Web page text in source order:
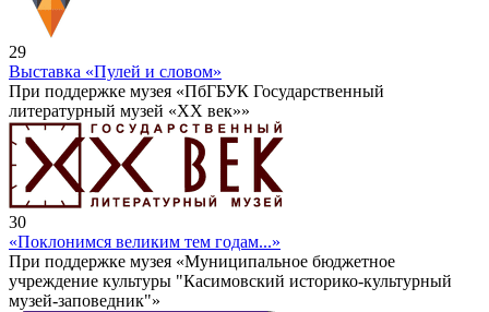
29
Выставка «Пулей и словом»
При поддержке музея «ПбГБУК Государственный
литературный музей «ХХ век»»
30
«Поклонимся великим тем годам...»
При поддержке музея «Муниципальное бюджетное
учреждение культуры "Касимовский историко-культурный
музей-заповедник"»